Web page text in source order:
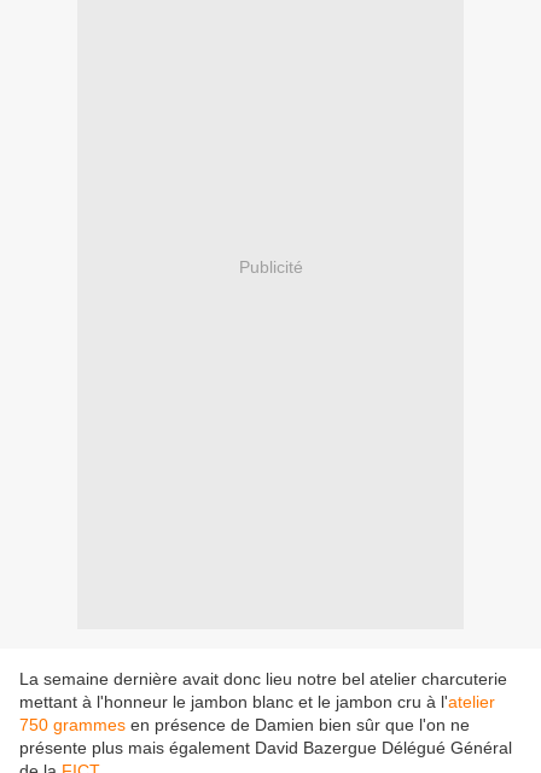
Publicité
La semaine dernière avait donc lieu notre bel atelier charcuterie
mettant à l'honneur le jambon blanc et le jambon cru à l'atelier
750 grammes en présence de Damien bien sûr que l'on ne
présente plus mais également David Bazergue Délégué Général